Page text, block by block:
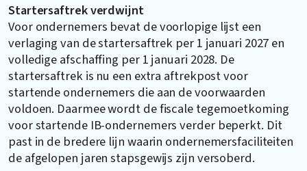
Startersaftrek verdwijnt
Voor ondernemers bevat de voorlopige lijst een
verlaging van de startersaftrek per 1 januari 2027 en
volledige afschaffing per 1 januari 2028. De
startersaftrek is nu een extra aftrekpost voor
startende ondernemers die aan de voorwaarden
voldoen. Daarmee wordt de fiscale tegemoetkoming
voor startende IB-ondernemers verder beperkt. Dit
past in de bredere lijn waarin ondernemersfaciliteiten
de afgelopen jaren stapsgewijs zijn versoberd.